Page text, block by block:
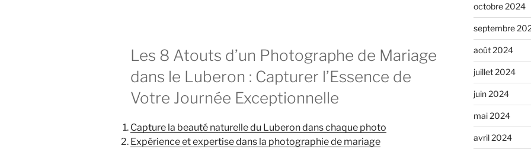
Les 8 Atouts d’un Photographe de Mariage
dans le Luberon : Capturer l’Essence de
Votre Journée Exceptionnelle
Capture la beauté naturelle du Luberon dans chaque photo
Expérience et expertise dans la photographie de mariage
octobre 2024
septembre
août 2024
juillet 2024
juin 2024
mai 2024
avril 2024